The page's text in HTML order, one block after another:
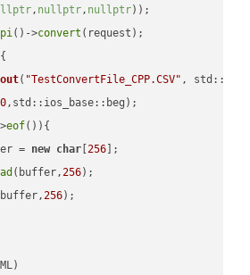
, nullptr, nullptr))
()->convert
out( "TestConvertFile_CPP.CSV" ,
0,std::ios_base::beg);
eof()){
= new char [256 ];
(buffer,256);
256);